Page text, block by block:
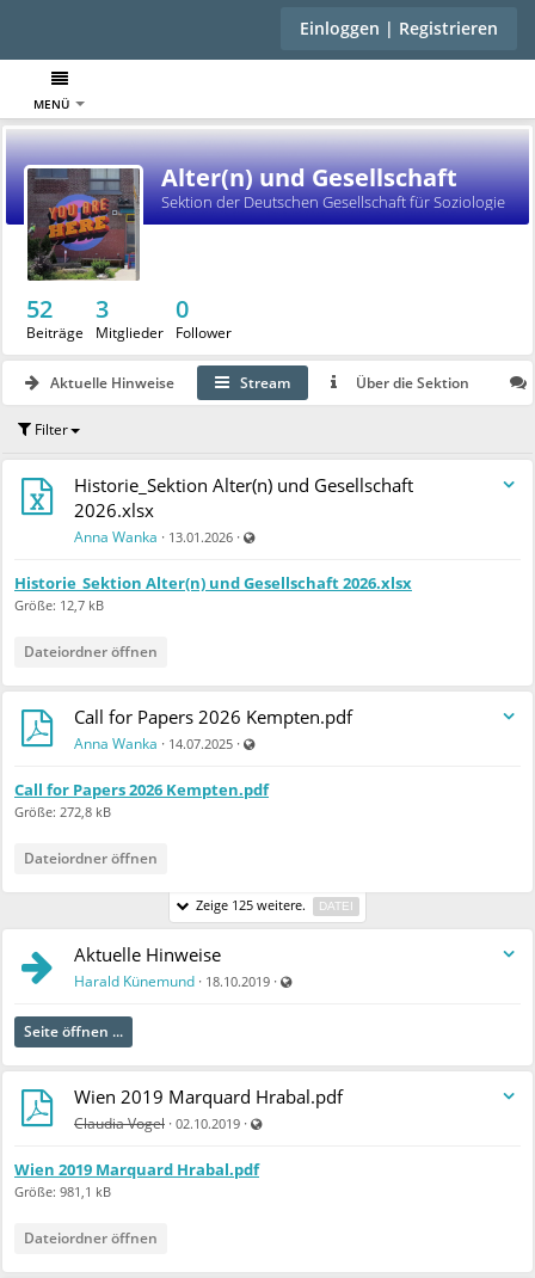
Einloggen | Registrieren
MENÜ
Alter(n) und Gesellschaft
Sektion der Deutschen Gesellschaft für Soziologie
52
Beiträge
3
Mitglieder
0
Follower
Aktuelle Hinweise Stream Über die Sektion
Filter
Historie_Sektion Alter(n) und Gesellschaft
2026.xlsx
Anna Wanka · 13.01.2026 ·
Historie_Sektion Alter(n) und Gesellschaft 2026.xlsx
Größe: 12,7 kB
Dateiordner öffnen
Call for Papers 2026 Kempten.pdf
Anna Wanka · 14.07.2025 ·
Call for Papers 2026 Kempten.pdf
Größe: 272,8 kB
Dateiordner öffnen
Zeige 125 weitere. DATEI
Aktuelle Hinweise
Harald Künemund · 18.10.2019 ·
Seite öffnen ...
Wien 2019 Marquard Hrabal.pdf
Claudia Vogel · 02.10.2019 ·
Wien 2019 Marquard Hrabal.pdf
Größe: 981,1 kB
Dateiordner öffnen